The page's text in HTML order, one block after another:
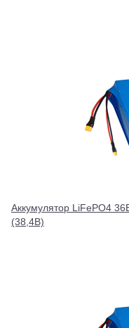
Аккумулятор LiFePO4
(38,4В)